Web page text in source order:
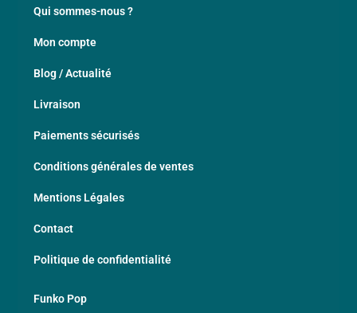
Qui sommes-nous ?
Mon compte
Blog / Actualité
Livraison
Paiements sécurisés
Conditions générales de ventes
Mentions Légales
Contact
Politique de confidentialité
Funko Pop